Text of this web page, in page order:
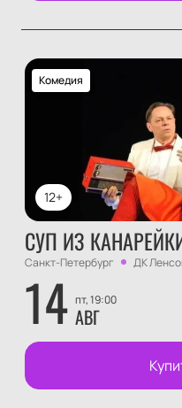
12+
Комедия
СУП ИЗ
Санкт-Петербург ДК
14 пт, 19:00
АВГ